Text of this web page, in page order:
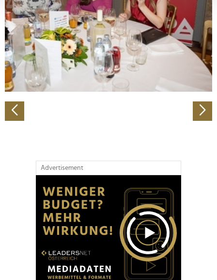
verarbeitet werden, und legen Sie Ihre Präferenzen im
Abschnitt Einzelheiten fest.
Wir verwenden Cookies, um Inhalte und Anzeigen zu
personalisieren, Funktionen für soziale Medien anbieten
zu können und die Zugriffe auf unsere Website zu
analysieren. Außerdem geben wir Informationen zu Ihrer
Verwendung unserer Website an unsere Partner für
soziale Medien, Werbung und Analysen weiter. Unsere
Partner führen diese Informationen möglicherweise mit
Advertisement